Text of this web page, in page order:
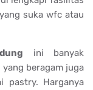
suka wfc atau
ini banyak
beragam juga
pastry. Harganya